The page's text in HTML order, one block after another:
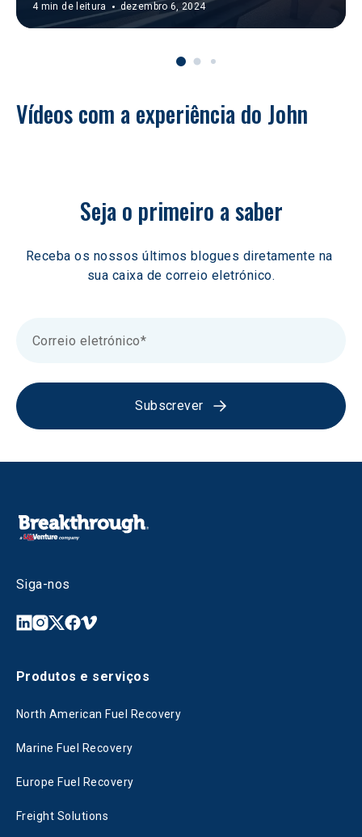
4 min de leitura dezembro 6, 2024
Vídeos com a experiência do John
Seja o primeiro a saber
Receba os nossos últimos blogues diretamente na
sua caixa de correio eletrónico.
Subscrever
Siga-nos
Produtos e serviços
North American Fuel Recovery
Marine Fuel Recovery
Europe Fuel Recovery
Freight Solutions